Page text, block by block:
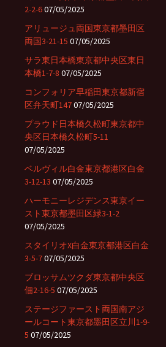
2-2-607/05/2025
アリュージュ両国東京都墨田区
両国3-21-15 07/05/2025
サラ東日本橋東京都中央区東日
本橋1-7-8 07/05/2025
コンフォリア早稲田東京都新宿
区弁天町14707/05/2025
プラウド日本橋久松町東京都中
央区日本橋久松町5-11
07/05/2025
ベルヴィル白金東京都港区白金
3-12-13 07/05/2025
ハーモニーレジデンス東京イー
スト東京都墨田区緑3-1-2
07/05/2025
スタイリオX白金東京都港区白金
3-5-707/05/2025
ブロッサムツクダ東京都中央区
佃2-16-5 07/05/2025
ステージファースト両国南アジ
ールコート東京都墨田区立川1-9-
5 07/05/2025